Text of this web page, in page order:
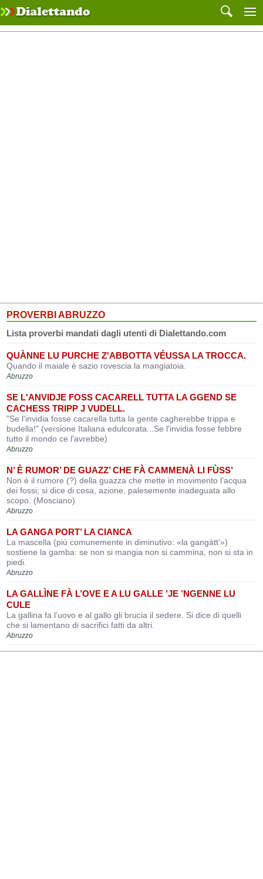
PROVERBI ABRUZZO
Lista proverbi mandati dagli utenti di Dialettando.com
QUÀNNE LU PURCHE Z'ABBOTTA VÉUSSA LA TROCCA.
Quando il maiale è sazio rovescia la mangiatoia.
Abruzzo
SE L'ANVIDJE FOSS CACARELL TUTTA LA GGEND SE
CACHESS TRIPP J VUDELL.
"Se l'invidia fosse cacarella tutta la gente cagherebbe trippa e
budella!" (versione Italiana edulcorata...Se l'invidia fosse febbre
tutto il mondo ce l'avrebbe)
Abruzzo
N’ È RUMOR’ DE GUAZZ’ CHE FÀ CAMMENÀ LI FÙSS’
Non è il rumore (?) della guazza che mette in movimento l’acqua
dei fossi; si dice di cosa, azione, palesemente inadeguata allo
scopo. (Mosciano)
Abruzzo
LA GANGA PORT’ LA CIANCA
La mascella (più comunemente in diminutivo: «la gangàtt’»)
sostiene la gamba: se non si mangia non si cammina, non si sta in
piedi.
Abruzzo
LA GALLÌNE FÀ L’OVE E A LU GALLE ’JE ’NGENNE LU
CULE
La gallina fa l’uovo e al gallo gli brucia il sedere. Si dice di quelli
che si lamentano di sacrifici fatti da altri.
Abruzzo